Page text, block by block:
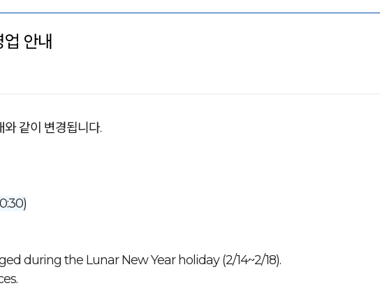
안내
같이 변경됩니다.
during the Lunar New Year holiday (2/14~2/18).